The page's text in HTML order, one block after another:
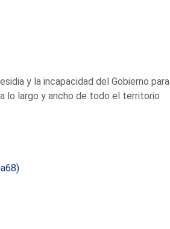
y la incapacidad del Gobierno para
lo largo y ancho de todo el territorio